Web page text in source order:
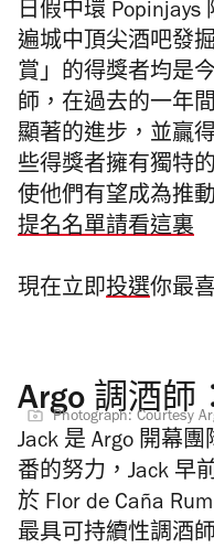
日假中環 Popinjays
遍城中頂尖酒吧發
賞」的得獎者均是
師，在過去的一年
顯著的進步，並贏
些得獎者擁有獨特
使他們有望成為推
提名名單請看這裏
現在立即投選你最
Argo 調酒師
Photograph: Courtesy
Jack 是 Argo 開幕團
番的努力，Jack 早
於 Flor de Caña Rum
最具可持續性調酒